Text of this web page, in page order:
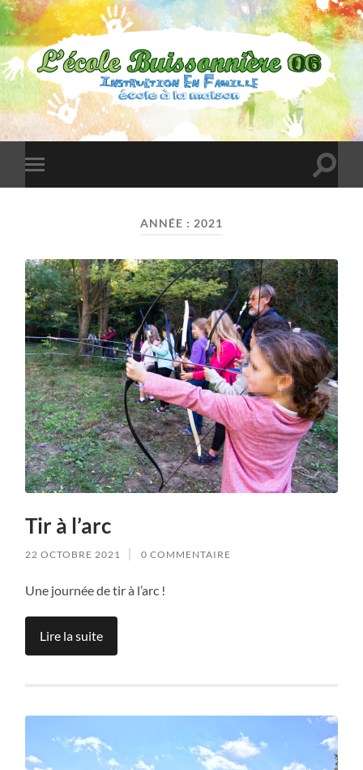
L'École
Buissonnière
06
Toggle
mobile
Toggle
ANNÉE : 2021
Tir à l’arc
22 OCTOBRE 2021 0 COMMENTAIRE
Une journée de tir à l’arc !
Lire la suite